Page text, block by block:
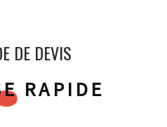
DE DEVIS
RAPIDE